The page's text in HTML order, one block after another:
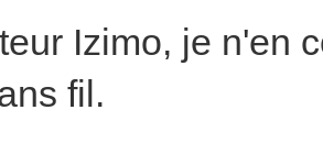
Izimo, je n'en
fil.